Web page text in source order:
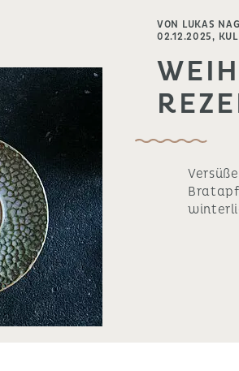
VON LUKAS
02.12.2025,